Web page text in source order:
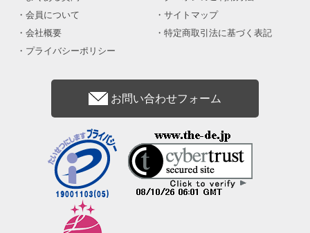
会員について
サイトマップ
会社概要
特定商取引法に基づく表記
プライバシーポリシー
お問い合わせフォーム